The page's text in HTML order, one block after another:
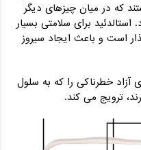
که در میان چیزهای دیگر
برای سلامتی بسیار
است و باعث ایجاد سیروز
آزاد خطرناکی را که به سلول
ترویج می کند.